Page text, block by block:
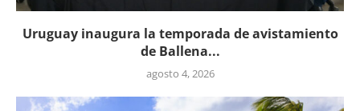
Uruguay inaugura la temporada de avistamiento
de Ballena...
agosto 4, 2026